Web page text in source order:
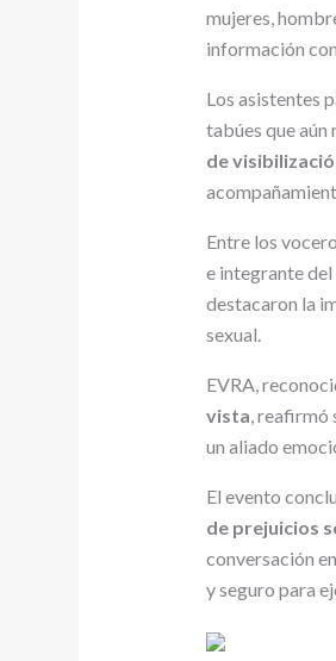
mujeres,
información
Los asistentes
tabúes que aún
de
Entre los
e integrante del
destacaron la
sexual.
EVRA,
vista, reafirmó
un aliado
El evento
de prejuicios
conversación
y seguro para